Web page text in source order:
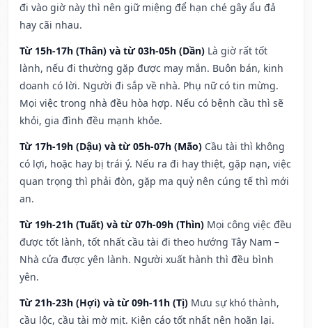
đi vào giờ này thì nên giữ miệng để hạn ché gây ẩu đả
hay cãi nhau.
Từ 15h-17h (Thân) và từ 03h-05h (Dần) Là giờ rất tốt
lành, nếu đi thường gặp được may mắn. Buôn bán, kinh
doanh có lời. Người đi sắp về nhà. Phụ nữ có tin mừng.
Mọi việc trong nhà đều hòa hợp. Nếu có bệnh cầu thì sẽ
khỏi, gia đình đều mạnh khỏe.
Từ 17h-19h (Dậu) và từ 05h-07h (Mão) Cầu tài thì không
có lợi, hoặc hay bị trái ý. Nếu ra đi hay thiệt, gặp nạn, việc
quan trọng thì phải đòn, gặp ma quỷ nên cúng tế thì mới
an.
Từ 19h-21h (Tuất) và từ 07h-09h (Thìn) Mọi công việc đều
được tốt lành, tốt nhất cầu tài đi theo hướng Tây Nam –
Nhà cửa được yên lành. Người xuất hành thì đều bình
yên.
Từ 21h-23h (Hợi) và từ 09h-11h (Tị) Mưu sự khó thành,
cầu lộc, cầu tài mờ mịt. Kiện cáo tốt nhất nên hoãn lại.